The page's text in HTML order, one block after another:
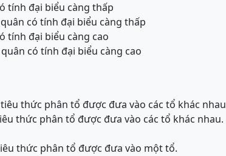
tính đại biểu càng thấp
có tính đại biểu càng thấp
tính đại biểu càng cao
có tính đại biểu càng cao
thức phân tổ được đưa vào các tổ khác nhau
thức phân tổ được đưa vào các tổ khác nhau.
thức phân tổ được đưa vào một tổ.